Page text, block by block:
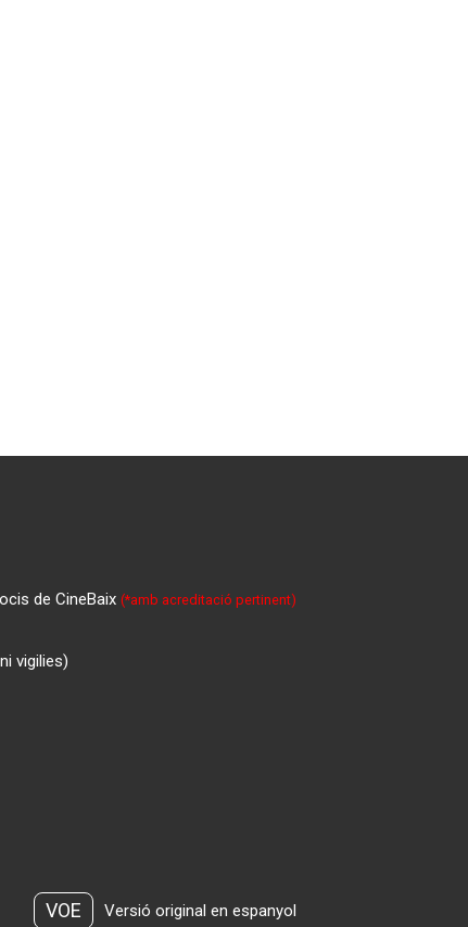
de CineBaix(*amb acreditació pertinent)
vigilies)
VOE Versió original en espanyol